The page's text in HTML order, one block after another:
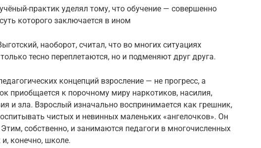
практик уделял тому, что обучение — совершенно
которого заключается в ином
наоборот, считал, что во многих ситуациях
тесно переплетаются, но и подменяют друг друга.
концепций взросление — не прогресс, а
приобщается к порочному миру наркотиков, насилия,
и зла. Взрослый изначально воспринимается как грешник,
чистых и невинных маленьких «ангелочков». Он
собственно, и занимаются педагоги в многочисленных
и, конечно, школе.